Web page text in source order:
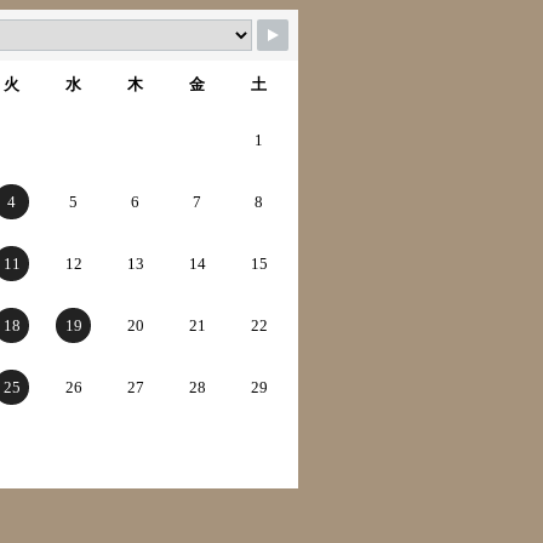
火 水 木 金 土
1
4 5 6 7 8
11 12 13 14 15
18 19 20 21 22
25 26 27 28 29